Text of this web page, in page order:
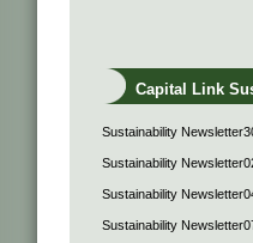
Capital Link
Sustainability
Sustainability
Sustainability
Sustainability